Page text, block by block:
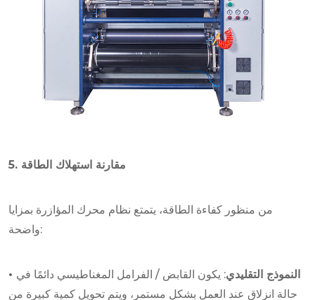
5. مقارنة استهلاك الطاقة
من منظور كفاءة الطاقة، يتمتع نظام محرك المؤازرة بمزايا
واضحة:
• النموذج التقليدي: يكون القابض / الفرامل المغناطيسي دائمًا في
حالة انزلاق عند العمل بشكل مستمر، ويتم تحويل كمية كبيرة من